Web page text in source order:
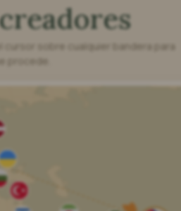
cursor sobre cualquier bandera para
procede.